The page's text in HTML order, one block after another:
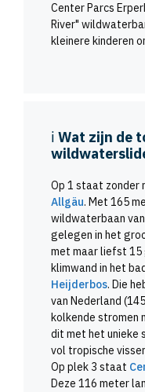
Center Parcs
River"
kleinere kinderen
ℹ️ Wat zijn de
Op 1 staat zonder
Allgäu. Met 165
wildwaterbaan
gelegen in het
met maar liefst 15
klimwand in het
Heijderbos. Die
van Nederland
kolkende stromen
dit met het unieke
vol tropische
Op plek 3 staat
Deze 116 meter